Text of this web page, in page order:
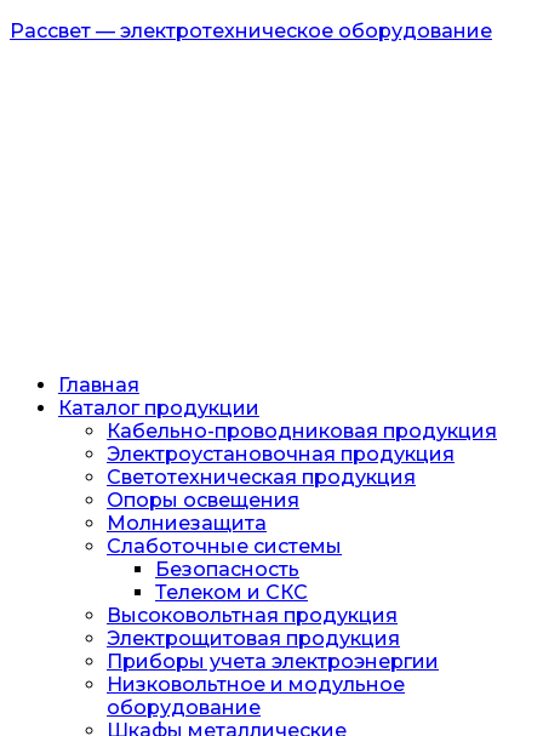
Рассвет — электротехническое оборудование
Главная
Каталог продукции
Кабельно-проводниковая продукция
Электроустановочная продукция
Светотехническая продукция
Опоры освещения
Молниезащита
Слаботочные системы
Безопасность
Телеком и СКС
Высоковольтная продукция
Электрощитовая продукция
Приборы учета электроэнергии
Низковольтное и модульное
оборудование
Шкафы металлические